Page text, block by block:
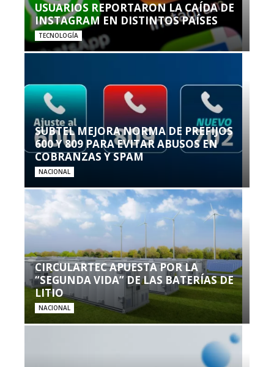
USUARIOS REPORTARON LA CAÍDA DE
INSTAGRAM EN DISTINTOS PAÍSES
TECNOLOGÍA
SUBTEL MEJORA NORMA DE PREFIJOS
600 Y 809 PARA EVITAR ABUSOS EN
COBRANZAS Y SPAM
NACIONAL
CIRCULARTEC APUESTA POR LA
“SEGUNDA VIDA” DE LAS BATERÍAS DE
LITIO
NACIONAL